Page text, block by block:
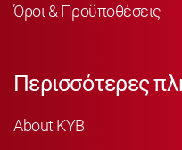
Όροι & Προϋποθέσεις
Περισσότερες
About KYB